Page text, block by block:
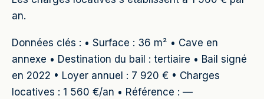
an.
Données clés : • Surface : 36 m² • Cave en
annexe • Destination du bail : tertiaire • Bail signé
en 2022 • Loyer annuel : 7 920 € • Charges
locatives : 1 560 €/an • Référence : —